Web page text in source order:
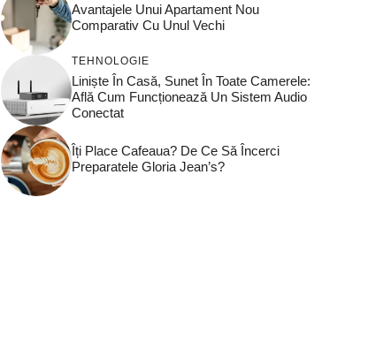
Avantajele Unui Apartament Nou
Comparativ Cu Unul Vechi
TEHNOLOGIE
Liniște În Casă, Sunet În Toate Camerele:
Află Cum Funcționează Un Sistem Audio
Conectat
Îți Place Cafeaua? De Ce Să Încerci
Preparatele Gloria Jean’s?